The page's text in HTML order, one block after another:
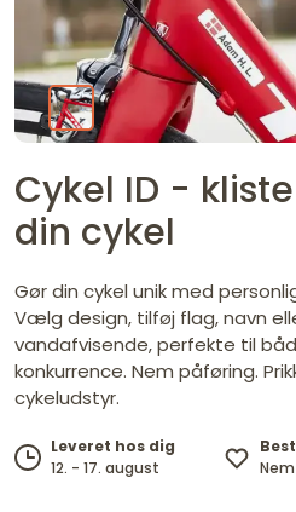
Cykel ID -
din cykel
Gør din cykel unik med
Vælg design, tilføj flag, navn
vandafvisende, perfekte til
konkurrence. Nem påføring.
cykeludstyr.
Leveret hos dig
12. - 17. august